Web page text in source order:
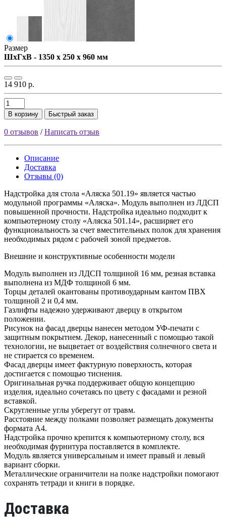
Размер
ШxГxВ - 1350 x 250 x 960 мм
14 910 р.
В корзину Быстрый заказ
0 отзывов /Написать отзыв
Описание
Доставка
Отзывы (0)
Надстройка для стола «Аляска 501.19» является частью
модульной программы «Аляска». Модуль выполнен из ЛДСП
повышенной прочности. Надстройка идеально подходит к
компьютерному столу «Аляска 501.14», расширяет его
функциональность за счет вместительных полок для хранения
необходимых рядом с рабочей зоной предметов.
Внешние и конструктивные особенности модели
Модуль выполнен из ЛДСП толщиной 16 мм, резная вставка
выполнена из МДФ толщиной 6 мм.
Торцы деталей окантованы противоударным кантом ПВХ
толщиной 2 и 0,4 мм.
Газлифты надежно удерживают дверцу в открытом
положении.
Рисунок на фасад дверцы нанесен методом УФ-печати с
защитным покрытием. Декор, нанесенный с помощью такой
технологии, не выцветает от воздействия солнечного света и
не стирается со временем.
Фасад дверцы имеет фактурную поверхность, которая
достигается с помощью тиснения.
Оригинальная ручка поддерживает общую концепцию
изделия, идеально сочетаясь по цвету с фасадами и резной
вставкой.
Скругленные углы уберегут от травм.
Расстояние между полками позволяет размещать документы
формата А4.
Надстройка прочно крепится к компьютерному столу, вся
необходимая фурнитура поставляется в комплекте.
Модуль является универсальным и имеет правый и левый
вариант сборки.
Металлические ограничители на полке надстройки помогают
сохранять тетради и книги в порядке.
Доставка